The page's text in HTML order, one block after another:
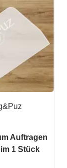
Auftragen
1 Stück